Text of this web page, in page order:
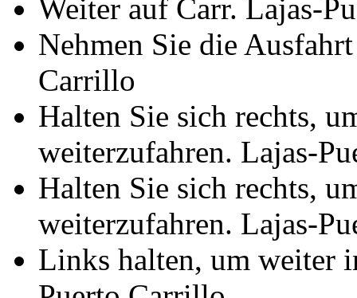
Weiter auf Carr. Lajas-
Nehmen Sie die
Carrillo
Halten Sie sich rechts,
weiterzufahren. Lajas-
Halten Sie sich rechts,
weiterzufahren. Lajas-
Links halten, um weiter